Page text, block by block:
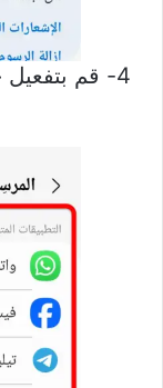
4- قم